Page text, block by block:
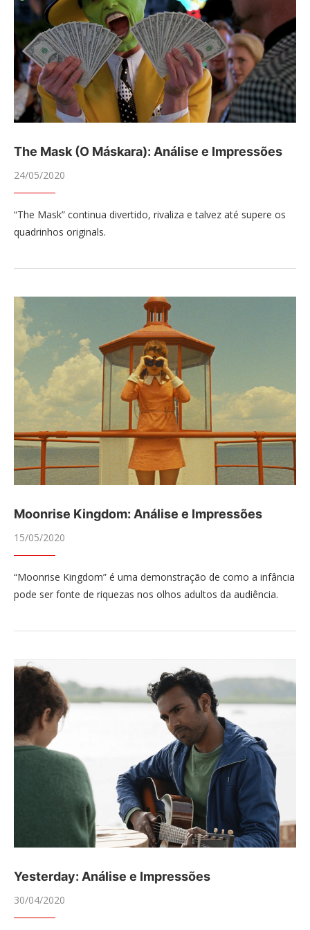
The Mask (O Máskara): Análise e Impressões
24/05/2020
“The Mask” continua divertido, rivaliza e talvez até supere os
quadrinhos originals.
Moonrise Kingdom: Análise e Impressões
15/05/2020
“Moonrise Kingdom” é uma demonstração de como a infância
pode ser fonte de riquezas nos olhos adultos da audiência.
Yesterday: Análise e Impressões
30/04/2020